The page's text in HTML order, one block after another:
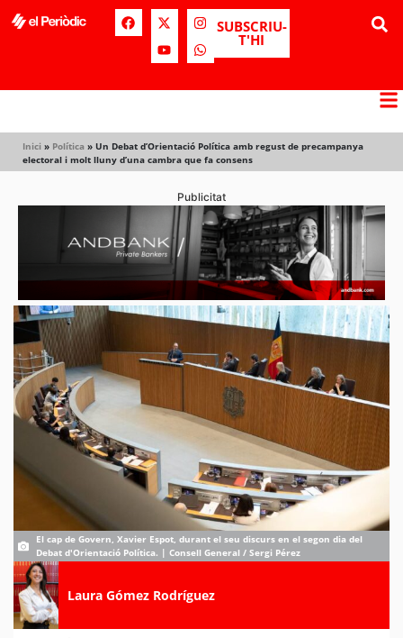
SUBSCRIU-
T'HI
Inici » Política » Un Debat d’Orientació Política amb regust de precampanya
electoral i molt lluny d’una cambra que fa consens
Publicitat
El cap de Govern, Xavier Espot, durant el seu discurs en el segon dia del
Debat d'Orientació Política. | Consell General / Sergi Pérez
Laura Gómez Rodríguez